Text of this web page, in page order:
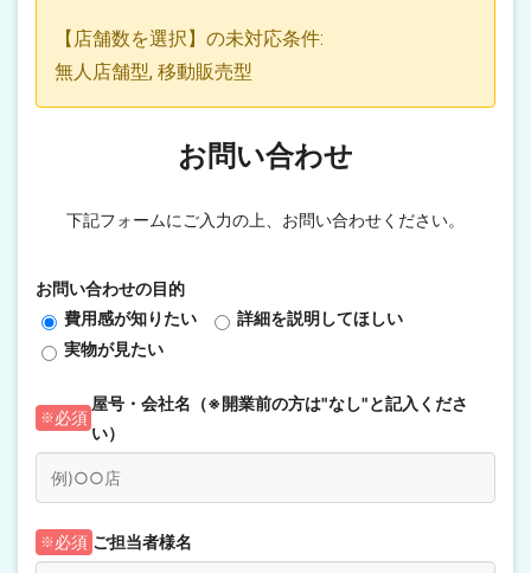
【店舗数を選択】の未対応条件:
無人店舗型, 移動販売型
お問い合わせ
下記フォームにご入力の上、お問い合わせください。
お問い合わせの目的
費用感が知りたい
詳細を説明してほしい
実物が見たい
必須
屋号・会社名（※開業前の方は"なし"と記入くださ
い）
必須 ご担当者様名